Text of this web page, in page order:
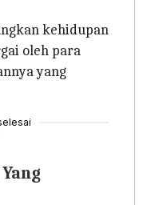
kehidupan
oleh para
yang